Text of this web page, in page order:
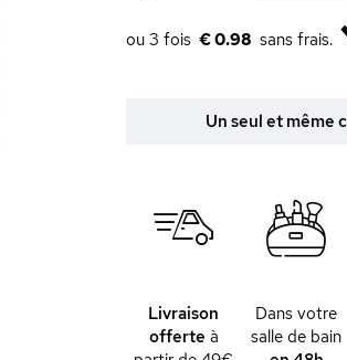
€ 0.98
Un seul et même
Livraison
offerte à
Dans votre
salle de bain